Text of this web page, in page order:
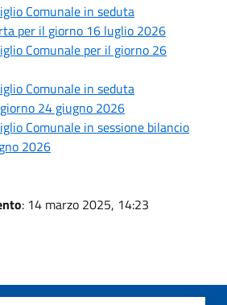
Comunale in seduta
per il giorno 16 luglio 2026
Comunale per il giorno 26
Comunale in seduta
24 giugno 2026
Comunale in sessione bilancio
2026
: 14 marzo 2025, 14:23